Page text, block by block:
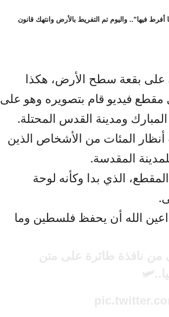
فيها”.. واليوم تم التفريط بالأرض وانتهك قانون
على بقعة سطح الأرض، هكذا
فيديو قام بتصويره وهو على
ومدينة القدس المحتلة.
المئات من الأشخاص الذين
المقدسة.
الذي بدا وكأنه لوحة
الله أن يحفظ فلسطين وما